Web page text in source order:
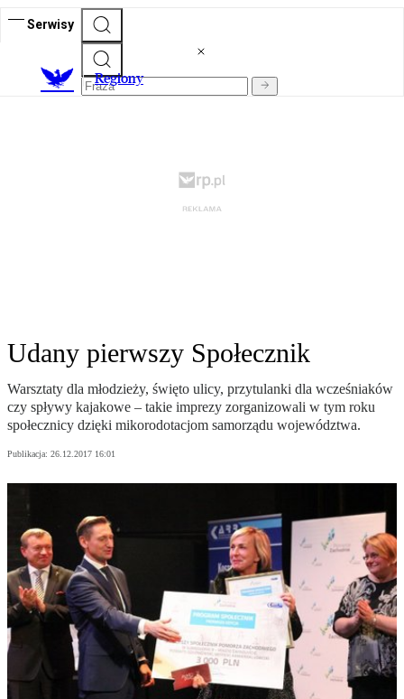
Serwisy
Regiony
Udany pierwszy Społecznik
Warsztaty dla młodzieży, święto ulicy, przytulanki dla wcześniaków
czy spływy kajakowe – takie imprezy zorganizowali w tym roku
społecznicy dzięki mikorodotacjom samorządu województwa.
Publikacja: 26.12.2017 16:01